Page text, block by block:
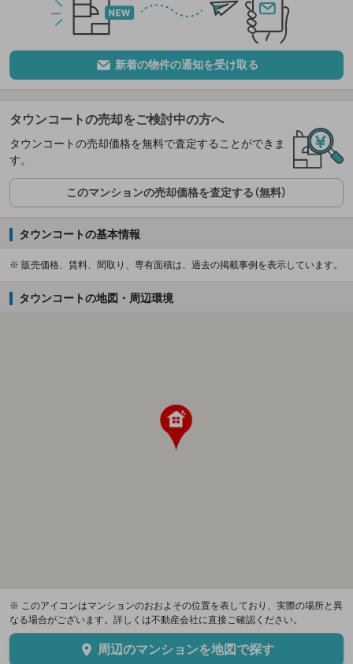
新着の物件の通知を受け取る
タウンコートの売却をご検討中の方へ
タウンコートの売却価格を無料で査定することができま
す。
このマンションの売却価格を査定する（無料）
タウンコートの基本情報
※ 販売価格、賃料、間取り、専有面積は、過去の掲載事例を表示しています。
タウンコートの地図・周辺環境
※ このアイコンはマンションのおおよその位置を表しており、実際の場所と異
なる場合がございます。詳しくは不動産会社に直接ご確認ください。
周辺のマンションを地図で探す